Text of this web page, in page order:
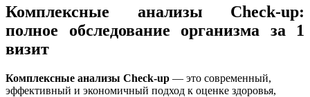
Комплексные анализы Check-up:
полное обследование организма за 1
визит
Комплексные анализы Check-up — это современный,
эффективный и экономичный подход к оценке здоровья,